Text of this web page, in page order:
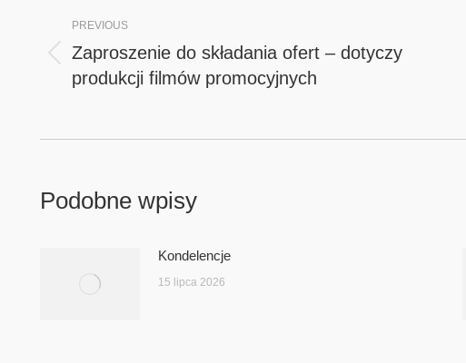
navigation
PREVIOUS
Previous
post:
Zaproszenie do składania ofert – dotyczy
produkcji filmów promocyjnych
Podobne wpisy
Kondelencje
15 lipca 2026